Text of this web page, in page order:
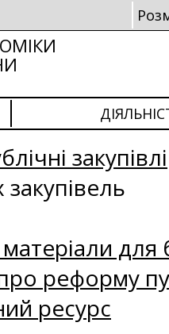
закупівлі
для
реформу
ресурс